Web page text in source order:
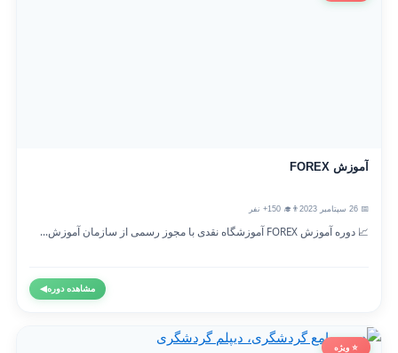
آموزش FOREX
👨‍🎓 150+ نفر
📈 دوره آموزش FOREX آموزشگاه نقدی با مجوز رسمی از سازمان آموزش...
مشاهده دوره◀
⭐ ویژه